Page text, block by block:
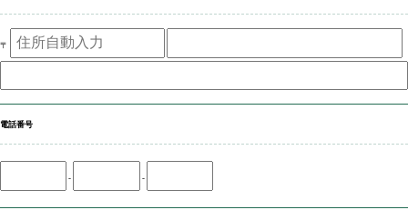
〒
電話番号
- -
空室情報
駐車場